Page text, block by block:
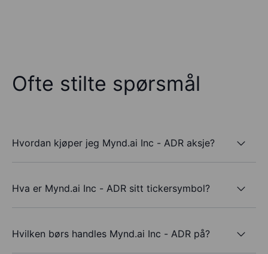
Ofte stilte spørsmål
Hvordan kjøper jeg Mynd.ai Inc - ADR aksje?
Hva er Mynd.ai Inc - ADR sitt tickersymbol?
Hvilken børs handles Mynd.ai Inc - ADR på?